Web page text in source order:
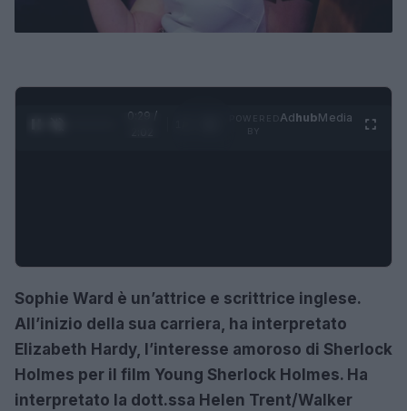
0:30 /
AdhubMedia
Sophie Ward è un’attrice e scrittrice inglese.
All’inizio della sua carriera, ha interpretato
Elizabeth Hardy, l’interesse amoroso di Sherlock
Holmes per il film Young Sherlock Holmes. Ha
interpretato la dott.ssa Helen Trent/Walker